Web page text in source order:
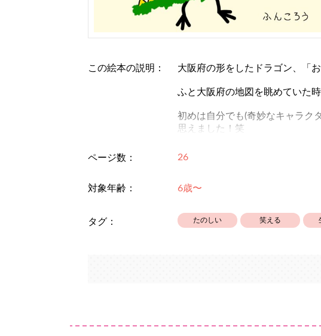
この絵本の説明： 大阪府の形をしたドラゴン、「
ふと大阪府の地図を眺めていた
初めは自分でも(奇妙なキャラク
思えました！笑
大阪の子や関西弁に興味がある
ページ数： 26
対象年齢： 6歳〜
タグ： たのしい 笑える